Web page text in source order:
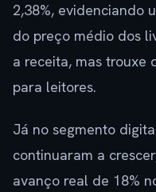
2,38%, evidenciando
do preço médio dos
a receita, mas trouxe
para leitores.
Já no segmento
continuaram a
avanço real de 18%